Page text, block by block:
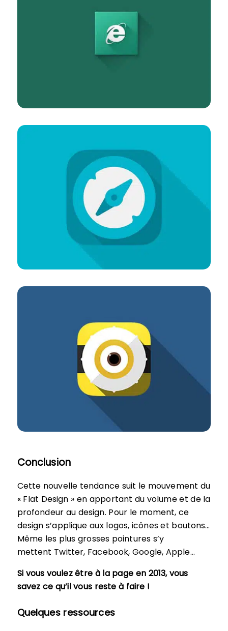
Conclusion
Cette nouvelle tendance suit le mouvement du
« Flat Design » en apportant du volume et de la
profondeur au design. Pour le moment, ce
design s’applique aux logos, icônes et boutons…
Même les plus grosses pointures s’y
mettent Twitter, Facebook, Google, Apple…
Si vous voulez être à la page en 2013, vous
savez ce qu’il vous reste à faire !
Quelques ressources